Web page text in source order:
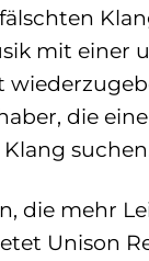
mit einer
die
die mehr
Unison